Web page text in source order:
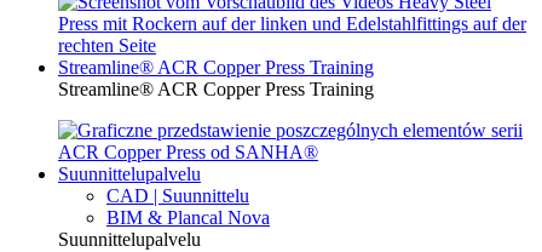
Streamline® ACR Copper Press Training
Streamline® ACR Copper Press Training
Suunnittelupalvelu
CAD | Suunnittelu
BIM & Plancal Nova
Suunnittelupalvelu